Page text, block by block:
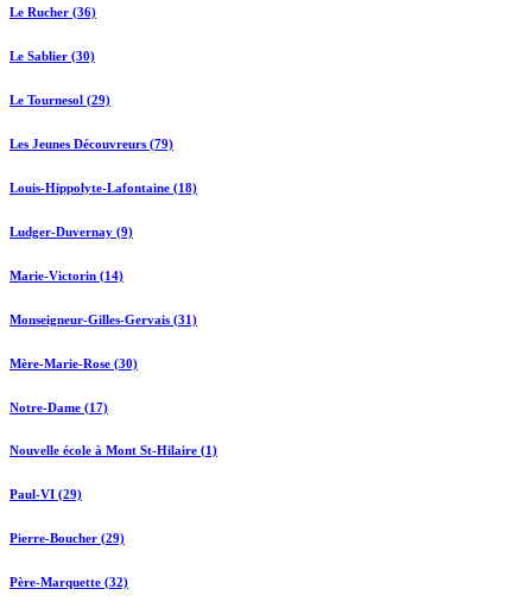
Le Rucher (36)
Le Sablier (30)
Le Tournesol (29)
Les Jeunes Découvreurs (79)
Louis-Hippolyte-Lafontaine (18)
Ludger-Duvernay (9)
Marie-Victorin (14)
Monseigneur-Gilles-Gervais (31)
Mère-Marie-Rose (30)
Notre-Dame (17)
Nouvelle école à Mont St-Hilaire (1)
Paul-VI (29)
Pierre-Boucher (29)
Père-Marquette (32)